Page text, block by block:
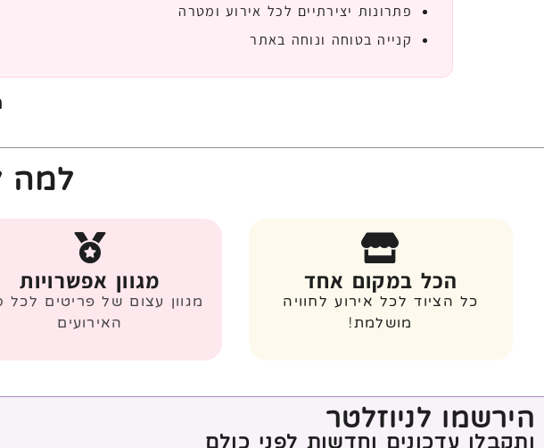
פתרונות יצירתיים לכל אירוע ומטרה
קנייה בטוחה ונוחה באתר
למה
הכל במקום אחד
כל הציוד לכל אירוע לחוויה
מושלמת!
מגוון אפשרויות
מגוון עצום של פריטים לכל
האירועים
הירשמו לניוזלטר
ותקבלו עדכונים וחדשות לפני כולם